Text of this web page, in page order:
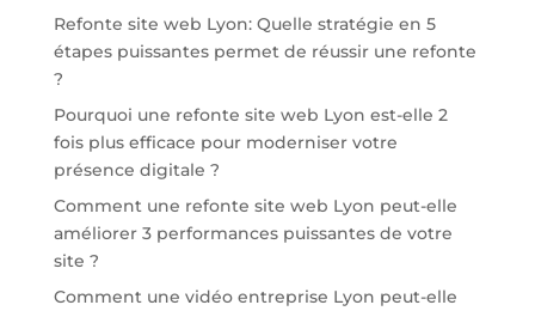
Refonte site web Lyon: Quelle stratégie en 5
étapes puissantes permet de réussir une refonte
?
Pourquoi une refonte site web Lyon est-elle 2
fois plus efficace pour moderniser votre
présence digitale ?
Comment une refonte site web Lyon peut-elle
améliorer 3 performances puissantes de votre
site ?
Comment une vidéo entreprise Lyon peut-elle